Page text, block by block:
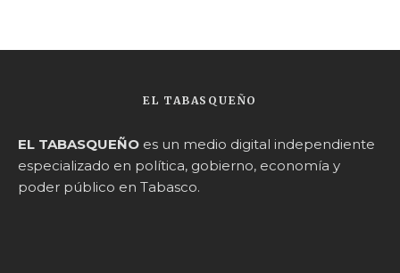
EL TABASQUEÑO
EL TABASQUEÑO es un medio digital independiente
especializado en política, gobierno, economía y
poder público en Tabasco.